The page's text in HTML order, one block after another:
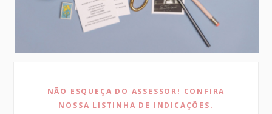
NÃO ESQUEÇA DO ASSESSOR! CONFIRA
NOSSA LISTINHA DE INDICAÇÕES.